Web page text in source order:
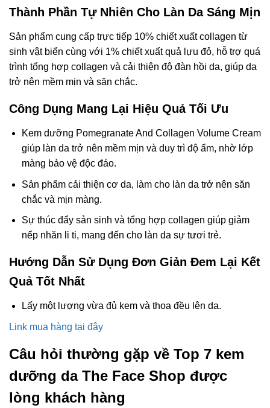
Thành Phần Tự Nhiên Cho Làn Da Sáng Mịn
Sản phẩm cung cấp trực tiếp 10% chiết xuất collagen từ
sinh vật biển cùng với 1% chiết xuất quả lựu đỏ, hỗ trợ quá
trình tổng hợp collagen và cải thiện độ đàn hồi da, giúp da
trở nên mềm mịn và săn chắc.
Công Dụng Mang Lại Hiệu Quả Tối Ưu
Kem dưỡng Pomegranate And Collagen Volume Cream
giúp làn da trở nên mềm mịn và duy trì độ ẩm, nhờ lớp
màng bảo vệ độc đáo.
Sản phẩm cải thiện cơ da, làm cho làn da trở nên săn
chắc và mịn màng.
Sự thúc đẩy sản sinh và tổng hợp collagen giúp giảm
nếp nhăn li ti, mang đến cho làn da sự tươi trẻ.
Hướng Dẫn Sử Dụng Đơn Giản Đem Lại Kết
Quả Tốt Nhất
Lấy một lượng vừa đủ kem và thoa đều lên da.
Link mua hàng tại đây
Câu hỏi thường gặp về Top 7 kem
dưỡng da The Face Shop được
lòng khách hàng